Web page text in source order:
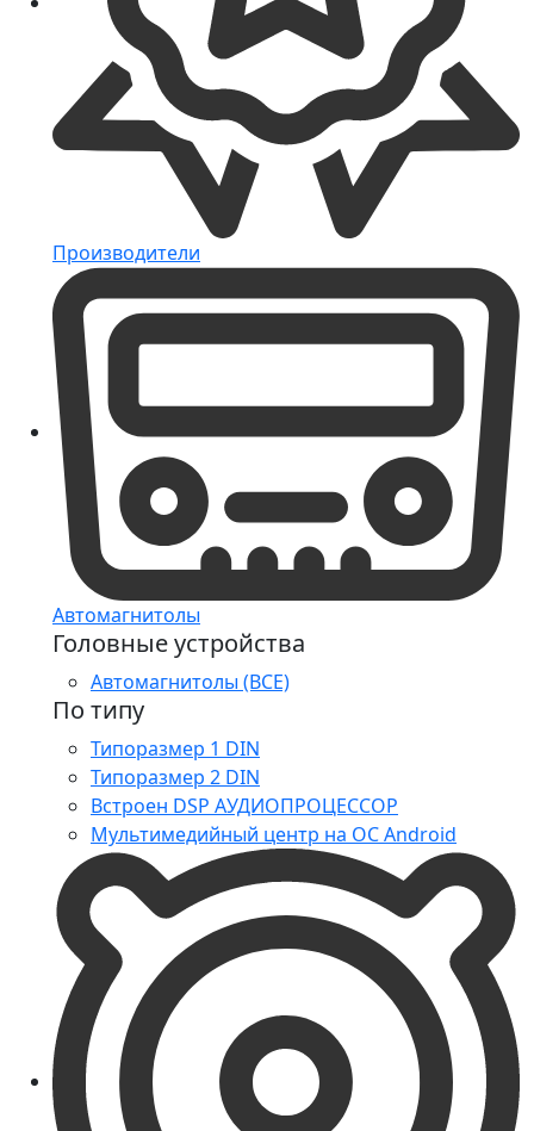
Производители
Автомагнитолы
Головные устройства
Автомагнитолы (ВСЕ)
По типу
Типоразмер 1 DIN
Типоразмер 2 DIN
Встроен DSP АУДИОПРОЦЕССОР
Мультимедийный центр на ОС Android